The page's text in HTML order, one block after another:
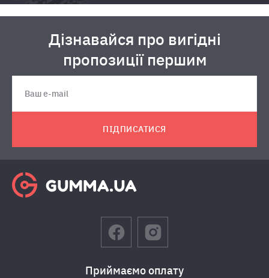
Дізнавайся про вигідні
пропозиції першим
ПІДПИСАТИСЯ
Приймаємо оплату